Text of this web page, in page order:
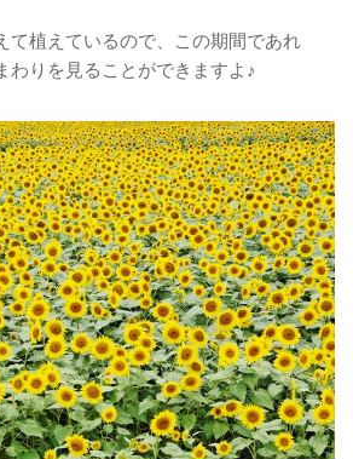
て植えているので、この期間であれ
わりを見ることができますよ♪